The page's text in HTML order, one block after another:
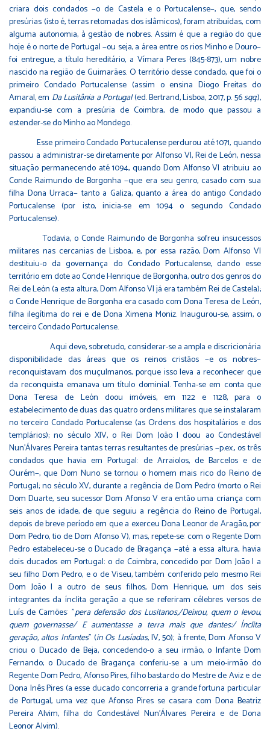
criara dois condados −o de Castela e o Portucalense−, que, sendo
presúrias (isto é, terras retomadas dos islâmicos), foram atribuídas, com
alguma autonomia, à gestão de nobres. Assim é que a região do que
hoje é o norte de Portugal −ou seja, a área entre os rios Minho e Douro−
foi entregue, a título hereditário, a Vímara Peres (845-873), um nobre
nascido na região de Guimarães. O território desse condado, que foi o
primeiro Condado Portucalense (assim o ensina Diogo Freitas do
Amaral, em Da Lusitânia a Portugal(ed. Bertrand, Lisboa, 2017, p. 56sqq.),
expandiu-se com a presúria de Coimbra, de modo que passou a
estender-se do Minho ao Mondego.
Esse primeiro Condado Portucalense perdurou até 1071, quando
passou a administrar-se diretamente por Alfonso VI, Rei de León, nessa
situação permanecendo até 1094, quando Dom Alfonso VI atribuiu ao
Conde Raimundo de Borgonha −que era seu genro, casado com sua
filha Dona Urraca− tanto a Galiza, quanto a área do antigo Condado
Portucalense (por isto, inicia-se em 1094 o segundo Condado
Portucalense).
Todavia, o Conde Raimundo de Borgonha sofreu insucessos
militares nas cercanias de Lisboa, e, por essa razão, Dom Alfonso VI
destituiu-o da governança do Condado Portucalense, dando esse
território em dote ao Conde Henrique de Borgonha, outro dos genros do
Rei de León (a esta altura, Dom Alfonso VI já era também Rei de Castela);
o Conde Henrique de Borgonha era casado com Dona Teresa de León,
filha ilegítima do rei e de Dona Ximena Moniz. Inaugurou-se, assim, o
terceiro Condado Portucalense.
Aqui deve, sobretudo, considerar-se a ampla e discricionária
disponibilidade das áreas que os reinos cristãos −e os nobres−
reconquistavam dos muçulmanos, porque isso leva a reconhecer que
da reconquista emanava um título dominial. Tenha-se em conta que
Dona Teresa de León doou imóveis, em 1122 e 1128, para o
estabelecimento de duas das quatro ordens militares que se instalaram
no terceiro Condado Portucalense (as Ordens dos hospitalários e dos
templários); no século XIV, o Rei Dom João I doou ao Condestável
Nun'Álvares Pereira tantas terras resultantes de presúrias −p.ex., os três
condados que havia em Portugal: de Arraiolos, de Barcelos e de
Ourém−, que Dom Nuno se tornou o homem mais rico do Reino de
Portugal; no século XV, durante a regência de Dom Pedro (morto o Rei
Dom Duarte, seu sucessor Dom Afonso V era então uma criança com
seis anos de idade, de que seguiu a regência do Reino de Portugal,
depois de breve período em que a exerceu Dona Leonor de Aragão, por
Dom Pedro, tio de Dom Afonso V), mas, repete-se: com o Regente Dom
Pedro estabeleceu-se o Ducado de Bragança −até a essa altura, havia
dois ducados em Portugal: o de Coimbra, concedido por Dom João I a
seu filho Dom Pedro, e o de Viseu, também conferido pelo mesmo Rei
Dom João I a outro de seus filhos, Dom Henrique, um dos seis
integrantes da ínclita geração a que se referiram célebres versos de
Luís de Camões: "pera defensão dos Lusitanos,/Deixou, quem o levou,
quem governasse/ E aumentasse a terra mais que dantes:/ Ínclita
geração, altos Infantes" (in Os Lusíadas, IV, 50); à frente, Dom Afonso V
criou o Ducado de Beja, concedendo-o a seu irmão, o Infante Dom
Fernando; o Ducado de Bragança conferiu-se a um meio-irmão do
Regente Dom Pedro, Afonso Pires, filho bastardo do Mestre de Aviz e de
Dona Inês Pires (a esse ducado concorreria a grande fortuna particular
de Portugal, uma vez que Afonso Pires se casara com Dona Beatriz
Pereira Alvim, filha do Condestável Nun'Álvares Pereira e de Dona
Leonor Alvim).